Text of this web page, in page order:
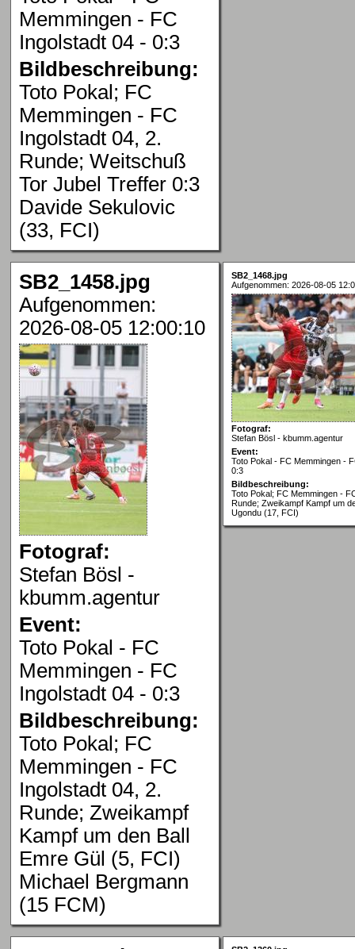
Memmingen - FC
Ingolstadt 04 - 0:3
Bildbeschreibung:
Toto Pokal; FC
Memmingen - FC
Ingolstadt 04, 2.
Runde; Weitschuß
Tor Jubel Treffer 0:3
Davide Sekulovic
(33, FCI)
SB2_1458.jpg
Aufgenommen:
2026-08-05 12:00:10
Fotograf:
Stefan Bösl -
kbumm.agentur
Event:
Toto Pokal - FC
Memmingen - FC
Ingolstadt 04 - 0:3
Bildbeschreibung:
Toto Pokal; FC
Memmingen - FC
Ingolstadt 04, 2.
Runde; Zweikampf
Kampf um den Ball
Emre Gül (5, FCI)
Michael Bergmann
(15 FCM)
SB2_1468.jpg
Aufgenommen: 2026-08-05
Fotograf:
Stefan Bösl - kbumm.agentur
Event:
Toto Pokal - FC Memmingen -
0:3
Bildbeschreibung:
Toto Pokal; FC Memmingen -
Runde; Zweikampf Kampf um
Ugondu (17, FCI)